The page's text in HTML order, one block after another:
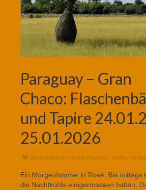
Paraguay – Gran
Chaco:
und Tapire
25.01.2026
Veröffentlicht in: Aktuell Allgemein Archiv
Ein Morgenhimmel in Rosé. Bis mittags
die Nachtkühle einigermassen halten.